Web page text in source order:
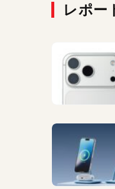
レポー